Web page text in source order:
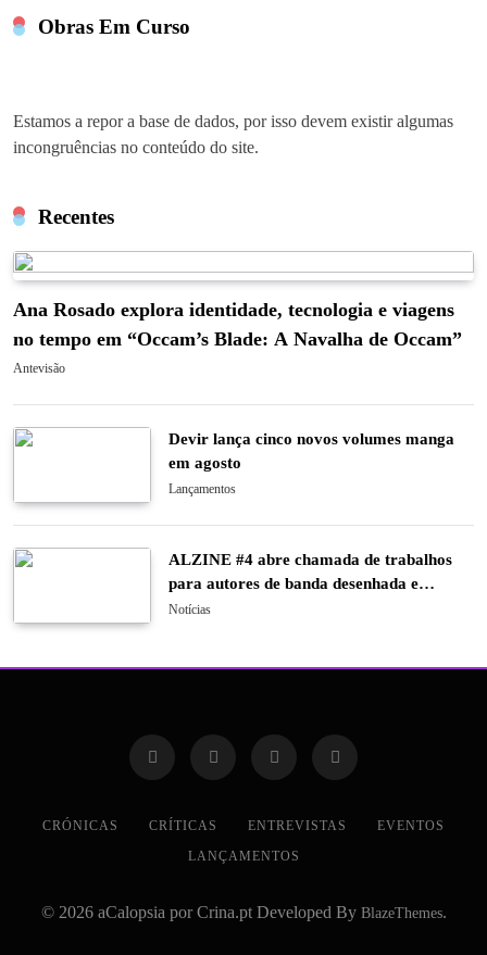
Obras Em Curso
Estamos a repor a base de dados, por isso devem existir algumas
incongruências no conteúdo do site.
Recentes
Ana Rosado explora identidade, tecnologia e viagens
no tempo em “Occam’s Blade: A Navalha de Occam”
Antevisão
Devir lança cinco novos volumes manga
em agosto
Lançamentos
ALZINE #4 abre chamada de trabalhos
para autores de banda desenhada e
ilustração
Notícias
CRÓNICAS CRÍTICAS ENTREVISTAS
EVENTOS
LANÇAMENTOS
© 2026 aCalopsia por Crina.pt Developed By BlazeThemes.